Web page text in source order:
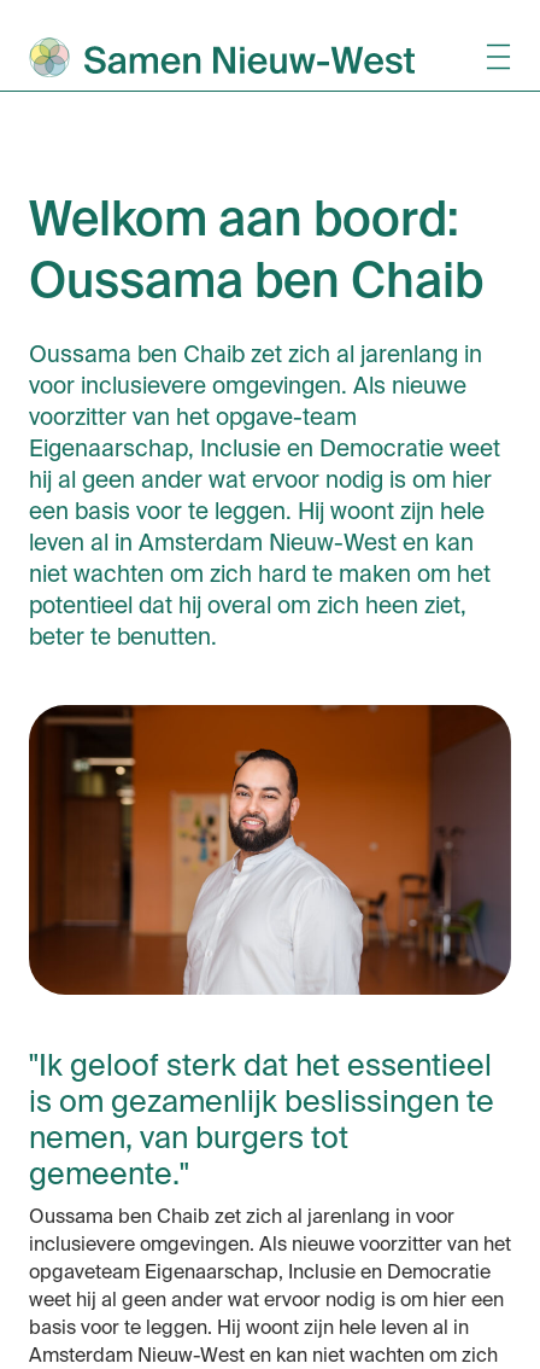
Welkom aan boord:
Oussama ben Chaib
Oussama ben Chaib zet zich al jarenlang in
voor inclusievere omgevingen. Als nieuwe
voorzitter van het opgave-team
Eigenaarschap, Inclusie en Democratie weet
hij al geen ander wat ervoor nodig is om hier
een basis voor te leggen. Hij woont zijn hele
leven al in Amsterdam Nieuw-West en kan
niet wachten om zich hard te maken om het
potentieel dat hij overal om zich heen ziet,
beter te benutten.
"Ik geloof sterk dat het essentieel
is om gezamenlijk beslissingen te
nemen, van burgers tot
gemeente."
Oussama ben Chaib zet zich al jarenlang in voor
inclusievere omgevingen. Als nieuwe voorzitter van het
opgaveteam Eigenaarschap, Inclusie en Democratie
weet hij al geen ander wat ervoor nodig is om hier een
basis voor te leggen. Hij woont zijn hele leven al in
Amsterdam Nieuw-West en kan niet wachten om zich